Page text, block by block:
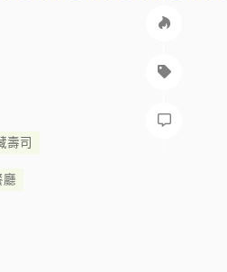
壽司
廳